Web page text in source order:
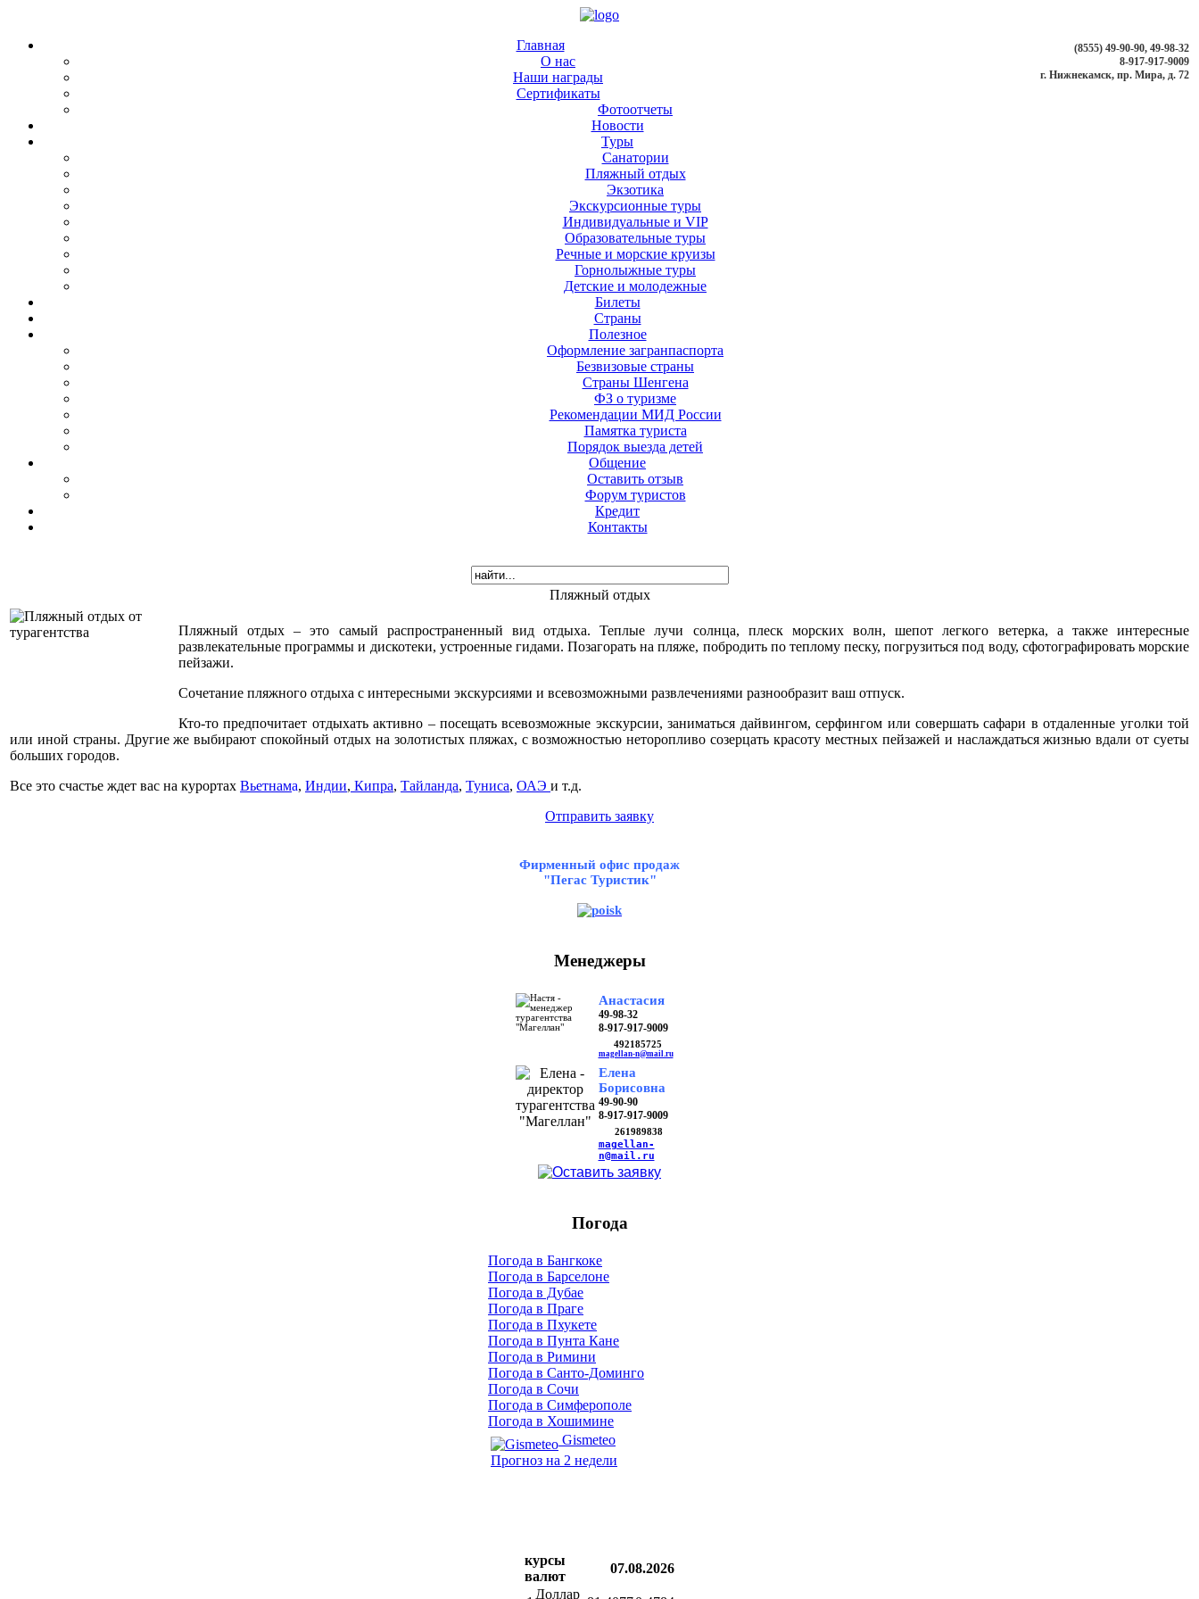
(8555) 49-90-90, 49-98-32
8-917-917-9009
г. Нижнекамск, пр. Мира, д. 72
Главная
О нас
Наши награды
Сертификаты
Фотоотчеты
Новости
Туры
Санатории
Пляжный отдых
Экзотика
Экскурсионные туры
Индивидуальные и VIP
Образовательные туры
Речные и морские круизы
Горнолыжные туры
Детские и молодежные
Билеты
Страны
Полезное
Оформление загранпаспорта
Безвизовые страны
Страны Шенгена
ФЗ о туризме
Рекомендации МИД России
Памятка туриста
Порядок выезда детей
Общение
Оставить отзыв
Форум туристов
Кредит
Контакты
Пляжный отдых
Пляжный отдых – это самый распространенный вид отдыха. Теплые лучи солнца, плеск морских волн, шепот легкого ветерка, а также интересные
развлекательные программы и дискотеки, устроенные гидами. Позагорать на пляже, побродить по теплому песку, погрузиться под воду, сфотографировать морские
пейзажи.
Сочетание пляжного отдыха с интересными экскурсиями и всевозможными развлечениями разнообразит ваш отпуск.
Кто-то предпочитает отдыхать активно – посещать всевозможные экскурсии, заниматься дайвингом, серфингом или совершать сафари в отдаленные уголки той
или иной страны. Другие же выбирают спокойный отдых на золотистых пляжах, с возможностью неторопливо созерцать красоту местных пейзажей и наслаждаться жизнью вдали от суеты
больших городов.
Все это счастье ждет вас на курортах Вьетнама, Индии, Кипра, Тайланда, Туниса, ОАЭ и т.д.
Отправить заявку
Фирменный офис продаж
"Пегас Туристик"
Менеджеры
Анастасия
49-98-32
8-917-917-9009
492185725
magellan-n@mail.ru
Елена
Борисовна
49-90-90
8-917-917-9009
261989838
magellan-
n@mail.ru
Погода
Погода в Бангкоке
Погода в Барселоне
Погода в Дубае
Погода в Праге
Погода в Пхукете
Погода в Пунта Кане
Погода в Римини
Погода в Санто-Доминго
Погода в Сочи
Погода в Симферополе
Погода в Хошимине
Gismeteo
Прогноз на 2 недели
курсы
валют
07.08.2026
Доллар